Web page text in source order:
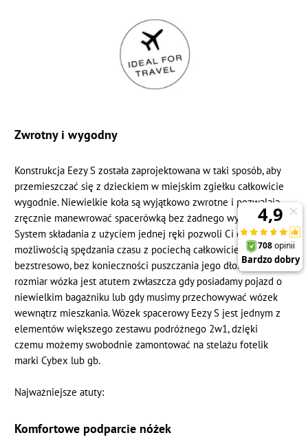
Zwrotny i wygodny
Konstrukcja Eezy S została zaprojektowana w taki sposób, aby
przemieszczać się z dzieckiem w miejskim zgiełku całkowicie
wygodnie. Niewielkie koła są wyjątkowo zwrotne i pozwalają
zręcznie manewrować spacerówką bez żadnego wysiłku.
System składania z użyciem jednej ręki pozwoli Ci cieszyć się
możliwością spędzania czasu z pociechą całkowicie
bezstresowo, bez konieczności puszczania jego dłoni. Mały
rozmiar wózka jest atutem zwłaszcza gdy posiadamy pojazd o
niewielkim bagażniku lub gdy musimy przechowywać wózek
wewnątrz mieszkania. Wózek spacerowy Eezy S jest jednym z
elementów większego zestawu podróżnego 2w1, dzięki
czemu możemy swobodnie zamontować na stelażu fotelik
marki Cybex lub gb.
Najważniejsze atuty:
Komfortowe podparcie nóżek